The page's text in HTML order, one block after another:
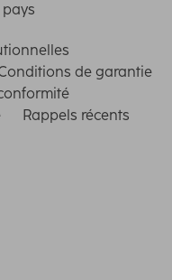
de garantie
Rappels récents